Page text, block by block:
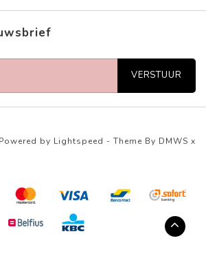
VERSTUUR
by Lightspeed - Theme By DMWS x